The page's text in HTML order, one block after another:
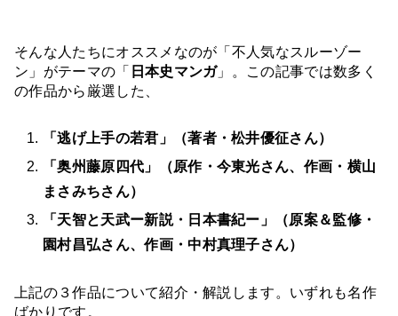
そんな人たちにオススメなのが「不人気なスルーゾー
ン」がテーマの「
日本史マンガ」。この記事では数多く
の作品から厳選した、
「逃げ上手の若君」（著者・松井優征さん）
「奥州藤原四代」（原作・今東光さん、作画・横山
まさみちさん）
「天智と天武ー新説・日本書紀ー」（原案＆監修・
園村昌弘さん、作画・中村真理子さん）
上記の３作品について紹介・解説します。いずれも名作
ばかりです。